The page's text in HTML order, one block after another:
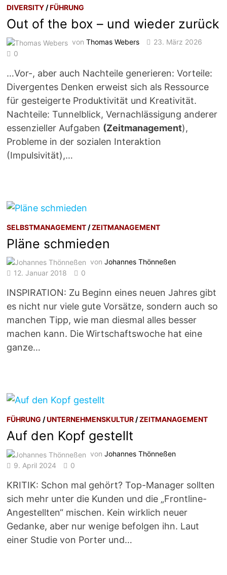
DIVERSITY/FÜHRUNG
Out of the box – und wieder zurück
vonThomas Webers
23. März 2026
0
…Vor-, aber auch Nachteile generieren: Vorteile:
Divergentes Denken erweist sich als Ressource
für gesteigerte Produktivität und Kreativität.
Nachteile: Tunnelblick, Vernachlässigung anderer
essenzieller Aufgaben (Zeitmanagement),
Probleme in der sozialen Interaktion
(Impulsivität),…
SELBSTMANAGEMENT /ZEITMANAGEMENT
Pläne schmieden
vonJohannes Thönneßen
12. Januar 2018
0
INSPIRATION: Zu Beginn eines neuen Jahres gibt
es nicht nur viele gute Vorsätze, sondern auch so
manchen Tipp, wie man diesmal alles besser
machen kann. Die Wirtschaftswoche hat eine
ganze…
FÜHRUNG /UNTERNEHMENSKULTUR /ZEITMANAGEMENT
Auf den Kopf gestellt
vonJohannes Thönneßen
9. April 2024
0
KRITIK: Schon mal gehört? Top-Manager sollten
sich mehr unter die Kunden und die „Frontline-
Angestellten“ mischen. Kein wirklich neuer
Gedanke, aber nur wenige befolgen ihn. Laut
einer Studie von Porter und…